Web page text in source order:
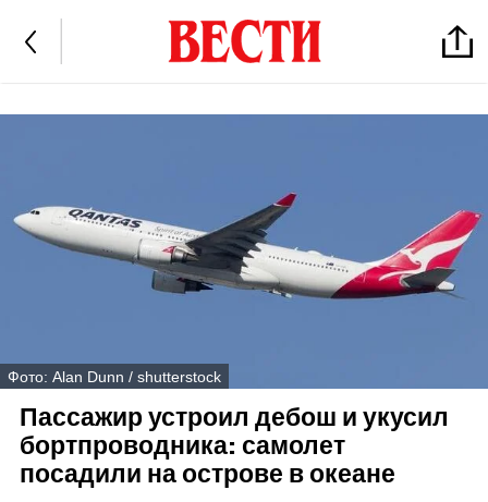
Фото: Alan Dunn / shutterstock
Пассажир устроил дебош и укусил
бортпроводника: самолет
посадили на острове в океане